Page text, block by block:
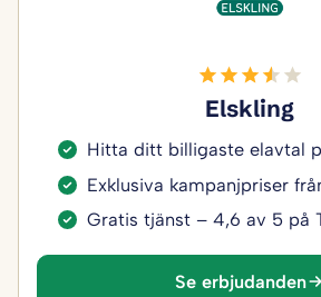
Elskling
Hitta ditt billigaste elavtal
Exklusiva kampanjpriser
Gratis tjänst – 4,6 av 5 på
Se erbjudanden